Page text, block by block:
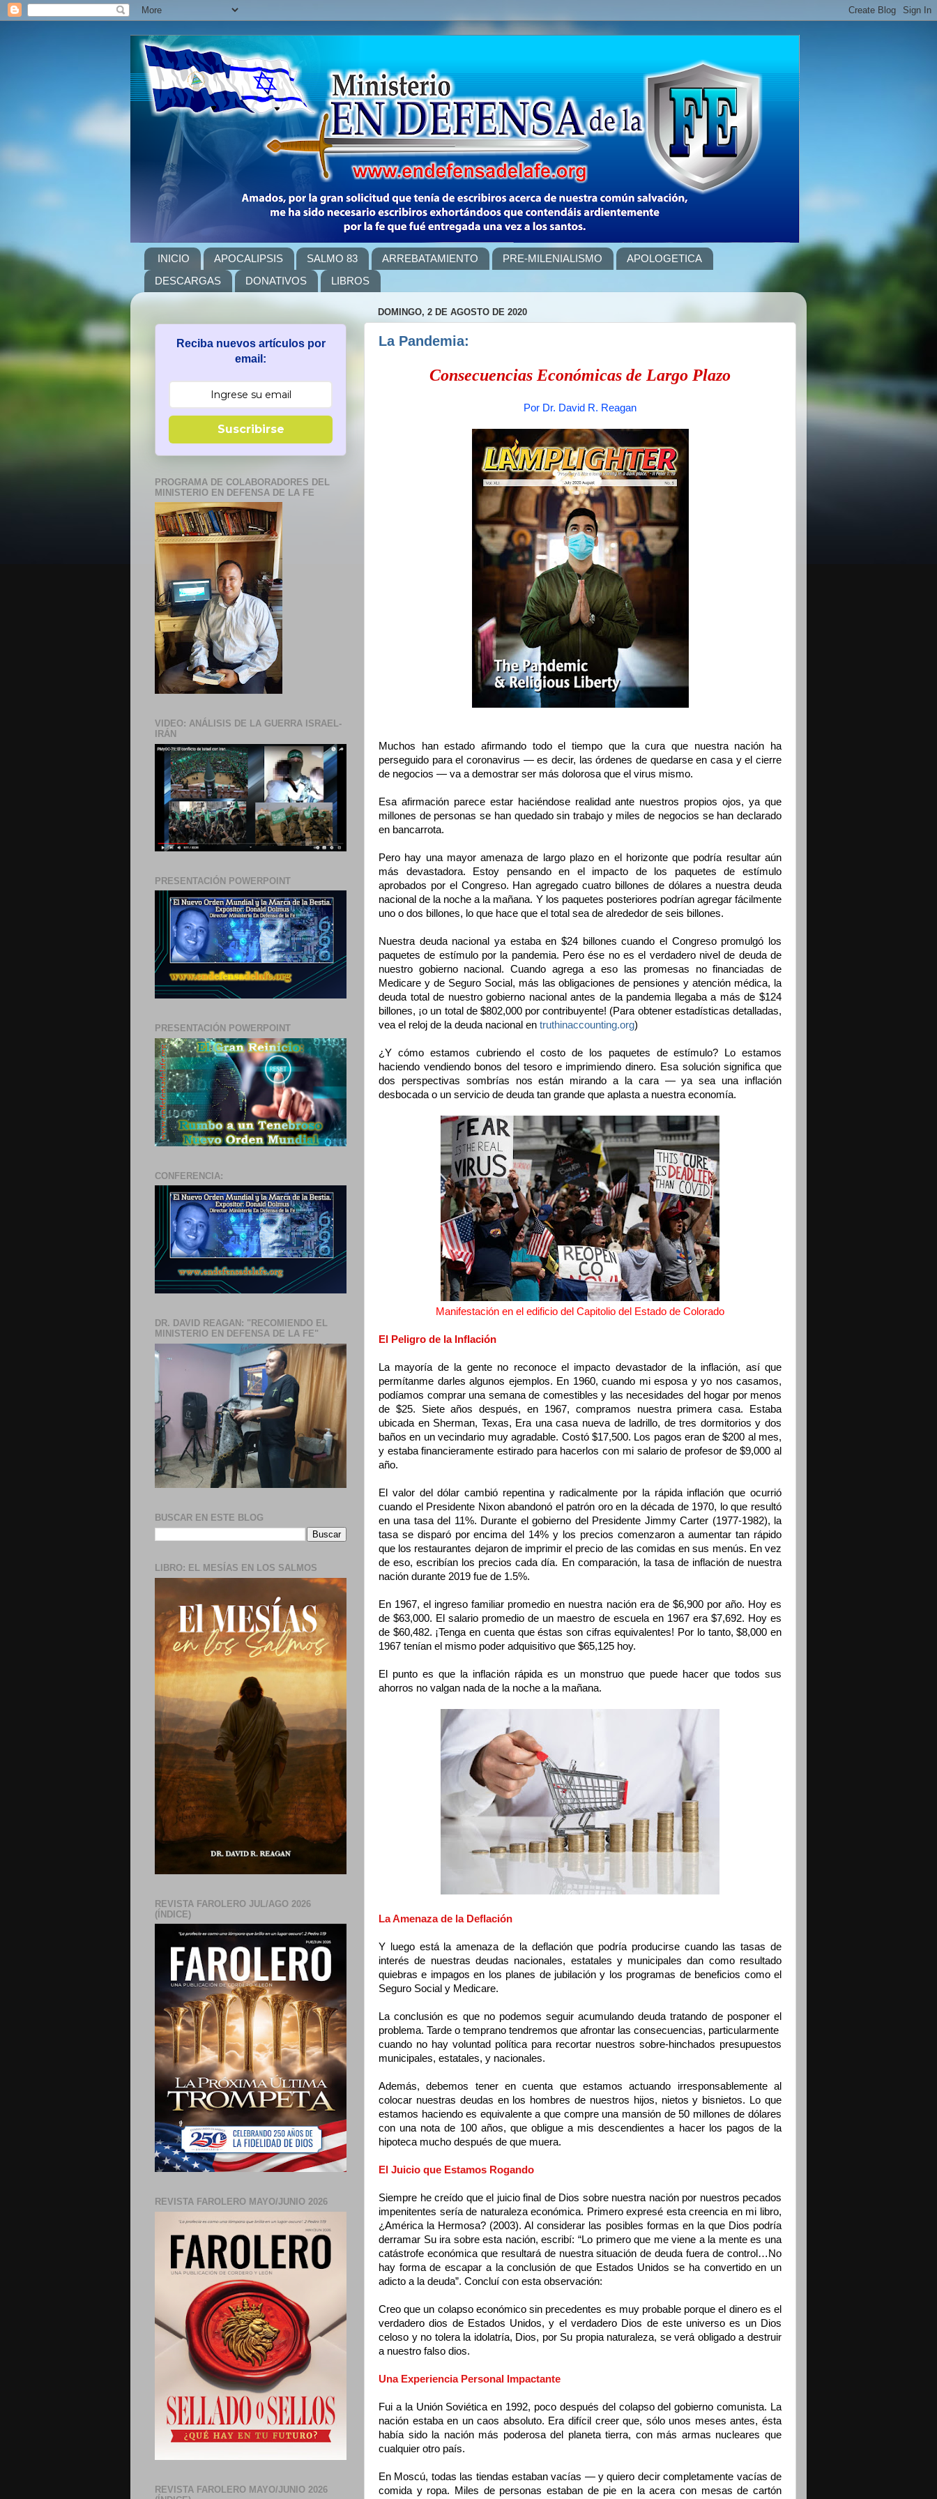
INICIO APOCALIPSIS SALMO 83 ARREBATAMIENTO PRE-MILENIALISMO
APOLOGETICA
DESCARGAS
DONATIVOS LIBROS
DOMINGO, 2 DE AGOSTO DE 2020
La Pandemia:
Consecuencias Económicas de Largo Plazo
Por Dr. David R. Reagan
Muchos han estado afirmando todo el tiempo que la cura que nuestra nación ha
perseguido para el coronavirus — es decir, las órdenes de quedarse en casa y el cierre
de negocios — va a demostrar ser más dolorosa que el virus mismo.
Esa afirmación parece estar haciéndose realidad ante nuestros propios ojos, ya que
millones de personas se han quedado sin trabajo y miles de negocios se han declarado
en bancarrota.
Pero hay una mayor amenaza de largo plazo en el horizonte que podría resultar aún
más devastadora. Estoy pensando en el impacto de los paquetes de estímulo
aprobados por el Congreso. Han agregado cuatro billones de dólares a nuestra deuda
nacional de la noche a la mañana. Y los paquetes posteriores podrían agregar fácilmente
uno o dos billones, lo que hace que el total sea de alrededor de seis billones.
Nuestra deuda nacional ya estaba en $24 billones cuando el Congreso promulgó los
paquetes de estímulo por la pandemia. Pero ése no es el verdadero nivel de deuda de
nuestro gobierno nacional. Cuando agrega a eso las promesas no financiadas de
Medicare y de Seguro Social, más las obligaciones de pensiones y atención médica, la
deuda total de nuestro gobierno nacional antes de la pandemia llegaba a más de $124
billones, ¡o un total de $802,000 por contribuyente! (Para obtener estadísticas detalladas,
vea el reloj de la deuda nacional en truthinaccounting.org)
¿Y cómo estamos cubriendo el costo de los paquetes de estímulo? Lo estamos
haciendo vendiendo bonos del tesoro e imprimiendo dinero. Esa solución significa que
dos perspectivas sombrías nos están mirando a la cara — ya sea una inflación
desbocada o un servicio de deuda tan grande que aplasta a nuestra economía.
Manifestación en el edificio del Capitolio del Estado de Colorado
El Peligro de la Inflación
La mayoría de la gente no reconoce el impacto devastador de la inflación, así que
permítanme darles algunos ejemplos. En 1960, cuando mi esposa y yo nos casamos,
podíamos comprar una semana de comestibles y las necesidades del hogar por menos
de $25. Siete años después, en 1967, compramos nuestra primera casa. Estaba
ubicada en Sherman, Texas, Era una casa nueva de ladrillo, de tres dormitorios y dos
baños en un vecindario muy agradable. Costó $17,500. Los pagos eran de $200 al mes,
y estaba financieramente estirado para hacerlos con mi salario de profesor de $9,000 al
año.
El valor del dólar cambió repentina y radicalmente por la rápida inflación que ocurrió
cuando el Presidente Nixon abandonó el patrón oro en la década de 1970, lo que resultó
en una tasa del 11%. Durante el gobierno del Presidente Jimmy Carter (1977-1982), la
tasa se disparó por encima del 14% y los precios comenzaron a aumentar tan rápido
que los restaurantes dejaron de imprimir el precio de las comidas en sus menús. En vez
de eso, escribían los precios cada día. En comparación, la tasa de inflación de nuestra
nación durante 2019 fue de 1.5%.
En 1967, el ingreso familiar promedio en nuestra nación era de $6,900 por año. Hoy es
de $63,000. El salario promedio de un maestro de escuela en 1967 era $7,692. Hoy es
de $60,482. ¡Tenga en cuenta que éstas son cifras equivalentes! Por lo tanto, $8,000 en
1967 tenían el mismo poder adquisitivo que $65,125 hoy.
El punto es que la inflación rápida es un monstruo que puede hacer que todos sus
ahorros no valgan nada de la noche a la mañana.
La Amenaza de la Deflación
Y luego está la amenaza de la deflación que podría producirse cuando las tasas de
interés de nuestras deudas nacionales, estatales y municipales dan como resultado
quiebras e impagos en los planes de jubilación y los programas de beneficios como el
Seguro Social y Medicare.
La conclusión es que no podemos seguir acumulando deuda tratando de posponer el
problema. Tarde o temprano tendremos que afrontar las consecuencias, particularmente
cuando no hay voluntad política para recortar nuestros sobre-hinchados presupuestos
municipales, estatales, y nacionales.
Además, debemos tener en cuenta que estamos actuando irresponsablemente al
colocar nuestras deudas en los hombres de nuestros hijos, nietos y bisnietos. Lo que
estamos haciendo es equivalente a que compre una mansión de 50 millones de dólares
con una nota de 100 años, que obligue a mis descendientes a hacer los pagos de la
hipoteca mucho después de que muera.
El Juicio que Estamos Rogando
Siempre he creído que el juicio final de Dios sobre nuestra nación por nuestros pecados
impenitentes sería de naturaleza económica. Primero expresé esta creencia en mi libro,
¿América la Hermosa? (2003). Al considerar las posibles formas en la que Dios podría
derramar Su ira sobre esta nación, escribí: “Lo primero que me viene a la mente es una
catástrofe económica que resultará de nuestra situación de deuda fuera de control…No
hay forma de escapar a la conclusión de que Estados Unidos se ha convertido en un
adicto a la deuda”. Concluí con esta observación:
Creo que un colapso económico sin precedentes es muy probable porque el dinero es el
verdadero dios de Estados Unidos, y el verdadero Dios de este universo es un Dios
celoso y no tolera la idolatría, Dios, por Su propia naturaleza, se verá obligado a destruir
a nuestro falso dios.
Una Experiencia Personal Impactante
Fui a la Unión Soviética en 1992, poco después del colapso del gobierno comunista. La
nación estaba en un caos absoluto. Era difícil creer que, sólo unos meses antes, ésta
había sido la nación más poderosa del planeta tierra, con más armas nucleares que
cualquier otro país.
En Moscú, todas las tiendas estaban vacías — y quiero decir completamente vacías de
comida y ropa. Miles de personas estaban de pie en la acera con mesas de cartón
Reciba nuevos artículos por
email:
Suscribirse
PROGRAMA DE COLABORADORES DEL
MINISTERIO EN DEFENSA DE LA FE
VIDEO: ANÁLISIS DE LA GUERRA ISRAEL-
IRÁN
PRESENTACIÓN POWERPOINT
PRESENTACIÓN POWERPOINT
CONFERENCIA:
DR. DAVID REAGAN: "RECOMIENDO EL
MINISTERIO EN DEFENSA DE LA FE"
BUSCAR EN ESTE BLOG
LIBRO: EL MESÍAS EN LOS SALMOS
REVISTA FAROLERO JUL/AGO 2026
(ÍNDICE)
REVISTA FAROLERO MAYO/JUNIO 2026
REVISTA FAROLERO MAYO/JUNIO 2026